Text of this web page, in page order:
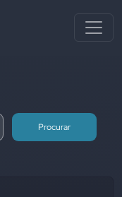
Procurar